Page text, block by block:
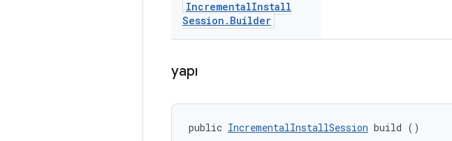
IncrementalInstall
Session . Builder
yapı
public IncrementalInstallSession build ()